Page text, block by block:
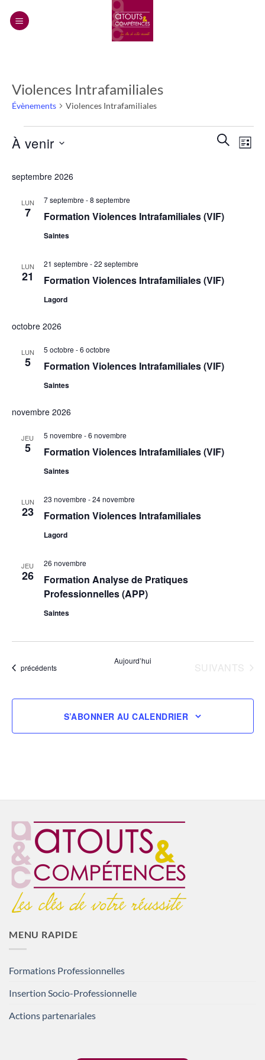
Violences Intrafamiliales
Évènements Violences Intrafamiliales
LISTE
À venir
une
septembre 2026
LUN
7 Formation Violences Intrafamiliales (VIF)
7 septembre -8 septembre
Saintes
LUN
21 Formation Violences Intrafamiliales (VIF)
21 septembre -22 septembre
Lagord
octobre 2026
LUN
5 Formation Violences Intrafamiliales (VIF)
5 octobre -6 octobre
Saintes
novembre 2026
JEU
5 Formation Violences Intrafamiliales (VIF)
5 novembre -6 novembre
Saintes
LUN
23 Formation Violences Intrafamiliales
23 novembre -24 novembre
Lagord
JEU
26
Formation Analyse de Pratiques
Professionnelles (APP)
26 novembre
Saintes
Évènements
précédents
Aujourd’hui ÉVÈNEMENTS
SUIVANTS
S’ABONNER AU CALENDRIER
MENU RAPIDE
Formations Professionnelles
Insertion Socio-Professionnelle
Actions partenariales